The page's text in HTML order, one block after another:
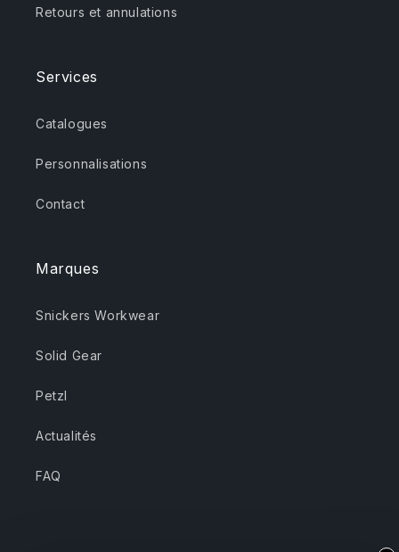
Retours et annulations
Services
Catalogues
Personnalisations
Contact
Marques
Snickers Workwear
Solid Gear
Petzl
Actualités
FAQ